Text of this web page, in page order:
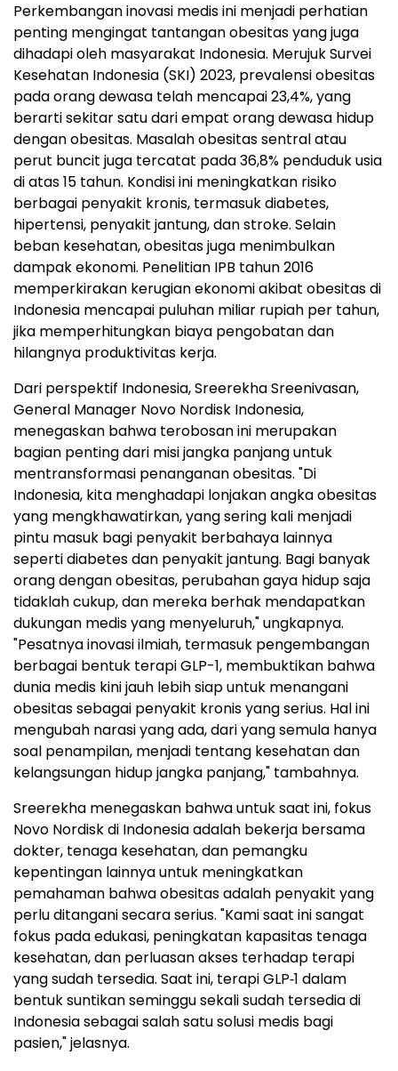
Perkembangan inovasi medis ini menjadi perhatian
penting mengingat tantangan obesitas yang juga
dihadapi oleh masyarakat Indonesia. Merujuk Survei
Kesehatan Indonesia (SKI) 2023, prevalensi obesitas
pada orang dewasa telah mencapai 23,4%, yang
berarti sekitar satu dari empat orang dewasa hidup
dengan obesitas. Masalah obesitas sentral atau
perut buncit juga tercatat pada 36,8% penduduk usia
di atas 15 tahun. Kondisi ini meningkatkan risiko
berbagai penyakit kronis, termasuk diabetes,
hipertensi, penyakit jantung, dan stroke. Selain
beban kesehatan, obesitas juga menimbulkan
dampak ekonomi. Penelitian IPB tahun 2016
memperkirakan kerugian ekonomi akibat obesitas di
Indonesia mencapai puluhan miliar rupiah per tahun,
jika memperhitungkan biaya pengobatan dan
hilangnya produktivitas kerja.
Dari perspektif Indonesia, Sreerekha Sreenivasan,
General Manager Novo Nordisk Indonesia,
menegaskan bahwa terobosan ini merupakan
bagian penting dari misi jangka panjang untuk
mentransformasi penanganan obesitas. "Di
Indonesia, kita menghadapi lonjakan angka obesitas
yang mengkhawatirkan, yang sering kali menjadi
pintu masuk bagi penyakit berbahaya lainnya
seperti diabetes dan penyakit jantung. Bagi banyak
orang dengan obesitas, perubahan gaya hidup saja
tidaklah cukup, dan mereka berhak mendapatkan
dukungan medis yang menyeluruh," ungkapnya.
"Pesatnya inovasi ilmiah, termasuk pengembangan
berbagai bentuk terapi GLP-1, membuktikan bahwa
dunia medis kini jauh lebih siap untuk menangani
obesitas sebagai penyakit kronis yang serius. Hal ini
mengubah narasi yang ada, dari yang semula hanya
soal penampilan, menjadi tentang kesehatan dan
kelangsungan hidup jangka panjang," tambahnya.
Sreerekha menegaskan bahwa untuk saat ini, fokus
Novo Nordisk di Indonesia adalah bekerja bersama
dokter, tenaga kesehatan, dan pemangku
kepentingan lainnya untuk meningkatkan
pemahaman bahwa obesitas adalah penyakit yang
perlu ditangani secara serius. "Kami saat ini sangat
fokus pada edukasi, peningkatan kapasitas tenaga
kesehatan, dan perluasan akses terhadap terapi
yang sudah tersedia. Saat ini, terapi GLP‑1 dalam
bentuk suntikan seminggu sekali sudah tersedia di
Indonesia sebagai salah satu solusi medis bagi
pasien," jelasnya.